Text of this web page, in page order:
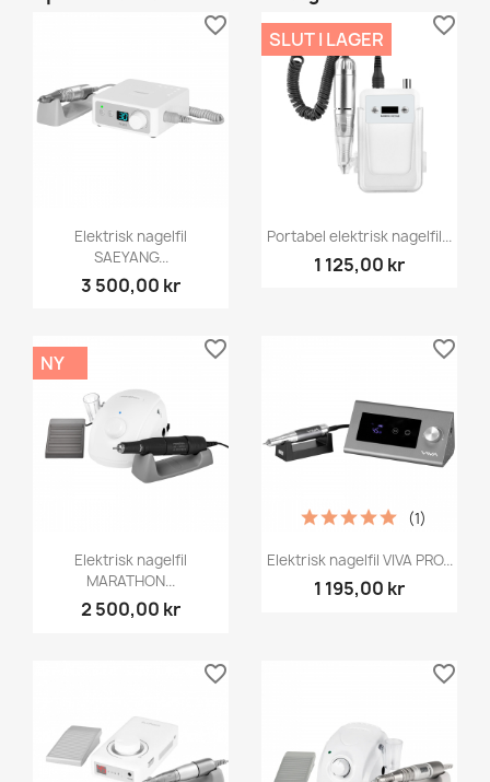
Elektrisk nagelfil
SAEYANG...
3 500,00 kr
favorite_border
Portabel elektrisk nagelfil...
1 125,00 kr
SLUT I LAGER
favorite_border
Elektrisk nagelfil
MARATHON...
2 500,00 kr
NY
favorite_border
Elektrisk nagelfil VIVA PRO...
1 195,00 kr
(1)
favorite_border
favorite_border favorite_border